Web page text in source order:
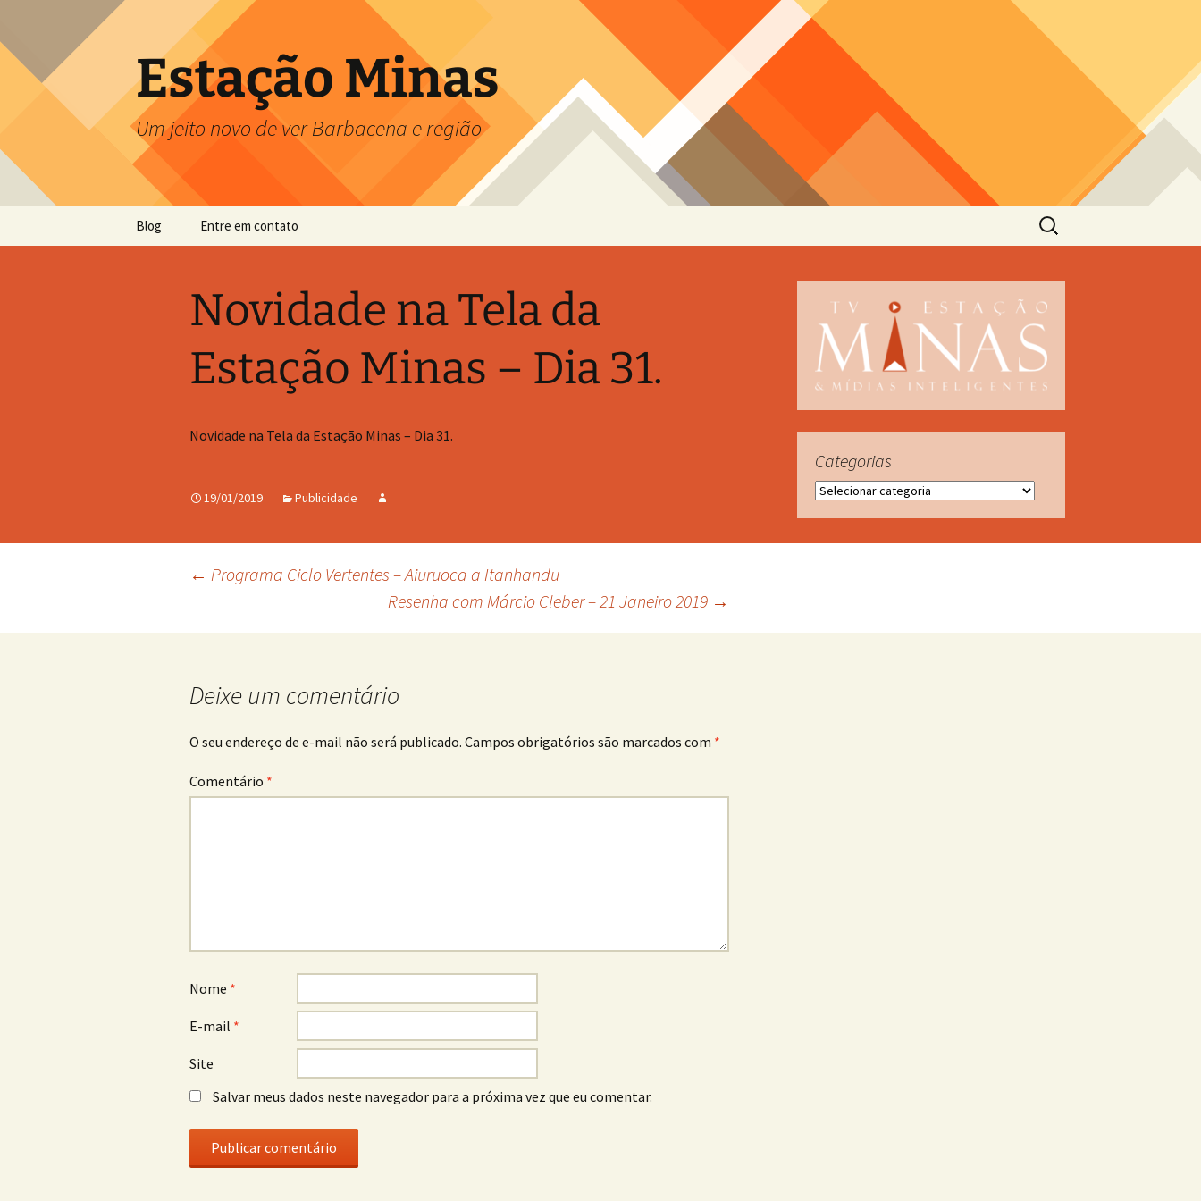
o
conteúdo
Estação Minas
Um jeito novo de ver Barbacena e região
Blog Entre em contato
Pesquisar
por:
Novidade na Tela da
Estação Minas – Dia 31.
Novidade na Tela da Estação Minas – Dia 31.
19/01/2019 Publicidade
Navegação
de
← Programa Ciclo Vertentes – Aiuruoca a Itanhandu
Resenha com Márcio Cleber – 21 Janeiro 2019 →
Deixe um comentário
O seu endereço de e-mail não será publicado. Campos obrigatórios são marcados com *
Comentário *
Nome *
E-mail *
Site
Salvar meus dados neste navegador para a próxima vez que eu comentar.
Categorias
Categorias